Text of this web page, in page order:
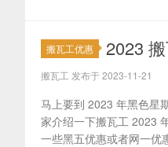
搬瓦工优惠 2023
搬瓦工 发布于 2023-11-21
马上要到 2023 年黑色星
家介绍一下搬瓦工 2023
一些黑五优惠或者网一优